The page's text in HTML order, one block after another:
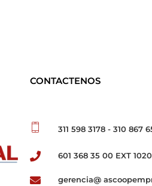
CONTACTENOS
311 598 3178 - 310 867
601 368 35 00 EXT 1020
gerencia@